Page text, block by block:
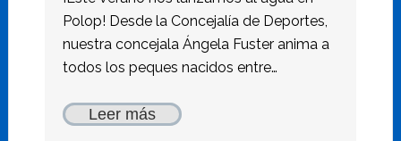
Polop! Desde la Concejalía de Deportes,
nuestra concejala Ángela Fuster anima a
todos los peques nacidos entre…
Leer más